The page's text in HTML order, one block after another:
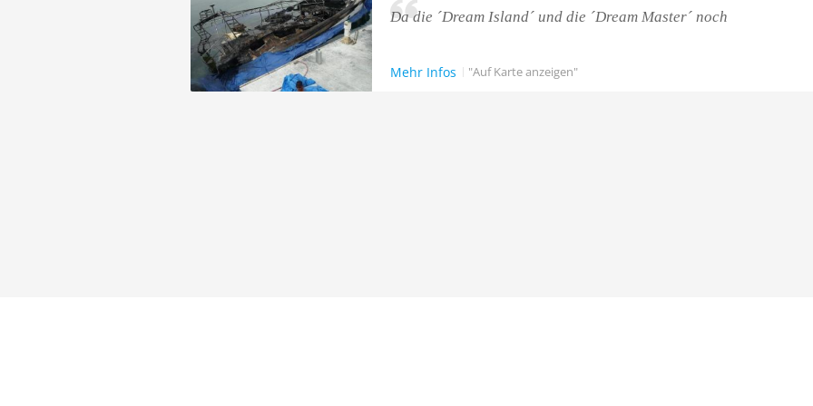
Da die ´Dream Island´ und die ´Dream Master´ noch
Mehr Infos "Auf Karte anzeigen"